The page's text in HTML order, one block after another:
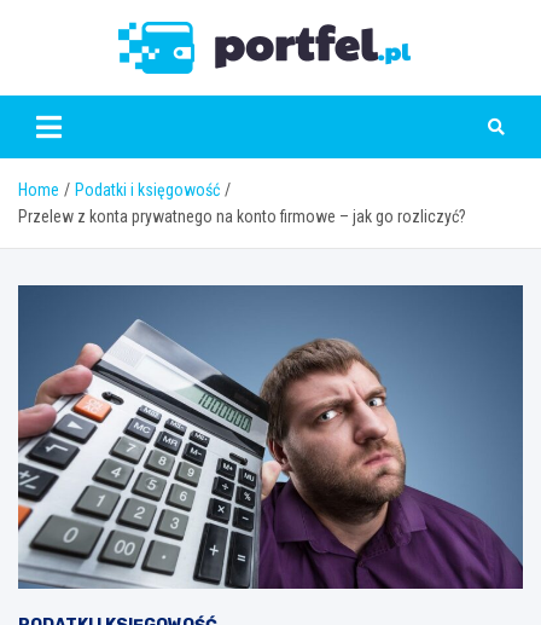
Home
Podatki i księgowość
Przelew z konta prywatnego na konto firmowe – jak go rozliczyć?